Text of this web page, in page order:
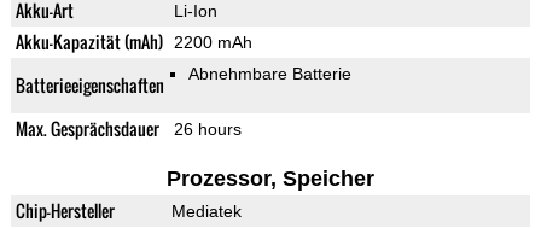
Akku-Art Li-Ion
Akku-Kapazität (mAh) 2200 mAh
Batterieeigenschaften Abnehmbare Batterie
Max. Gesprächsdauer 26 hours
Prozessor, Speicher
Chip-Hersteller Mediatek